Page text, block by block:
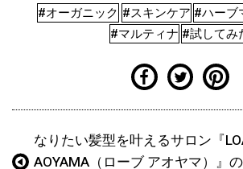
#オーガニック #スキンケア #ハーブ
#マルティナ #試してみ
なりたい髪型を叶えるサロン『
AOYAMA（ローブ アオヤマ）』